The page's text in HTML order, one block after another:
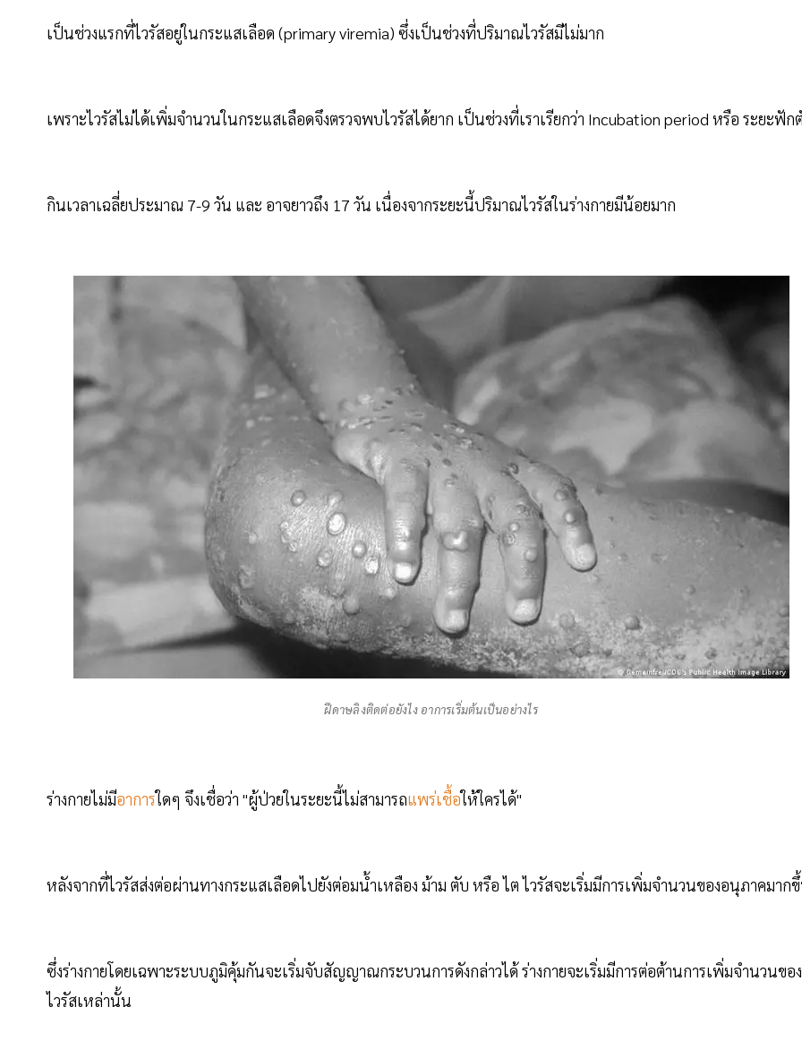
เป็นช่วงแรกที่ไวรัสอยู่ในกระแสเลือด (primary viremia) ซึ่งเป็นช่วงที่ปริมาณไวรัสมีไม่มาก
เพราะไวรัสไม่ได้เพิ่มจำนวนในกระแสเลือดจึงตรวจพบไวรัสได้ยาก เป็นช่วงที่เราเรียกว่า Incubation period หรือ ระยะฟัก
กินเวลาเฉลี่ยประมาณ 7-9 วัน และ อาจยาวถึง 17 วัน เนื่องจากระยะนี้ปริมาณไวรัสในร่างกายมีน้อยมาก
ฝีดาษลิงติดต่อยังไง อาการเริ่มต้นเป็นอย่างไร
ร่างกายไม่มีอาการใดๆ จึงเชื่อว่า "ผู้ป่วยในระยะนี้ไม่สามารถแพร่เชื้อให้ใครได้"
หลังจากที่ไวรัสส่งต่อผ่านทางกระแสเลือดไปยังต่อมน้ำเหลือง ม้าม ตับ หรือ ไต ไวรัสจะเริ่มมีการเพิ่มจำนวนของอนุภาคมาก
ซึ่งร่างกายโดยเฉพาะระบบภูมิคุ้มกันจะเริ่มจับสัญญาณกระบวนการดังกล่าวได้ ร่างกายจะเริ่มมีการต่อต้านการเพิ่มจำนวนของ
ไวรัสเหล่านั้น